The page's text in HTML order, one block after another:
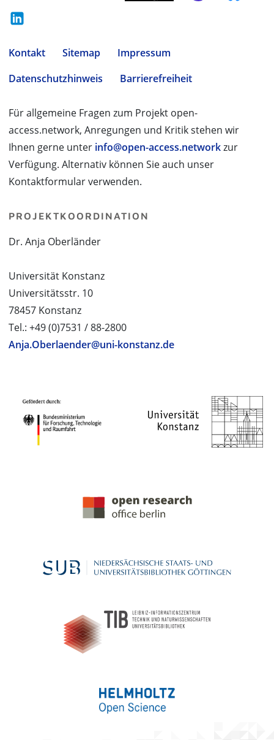
Kontakt Sitemap
Impressum
Datenschutzhinweis
Barrierefreiheit
Für allgemeine Fragen zum Projekt open-
access.network, Anregungen und Kritik stehen wir
Ihnen gerne unter info@open-access.networkzur
Verfügung. Alternativ können Sie auch unser
Kontaktformular verwenden.
PROJEKTKOORDINATION
Dr. Anja Oberländer
Universität Konstanz
Universitätsstr. 10
78457 Konstanz
Tel.: +49 (0)7531 / 88-2800
Anja.Oberlaender@uni-konstanz.de